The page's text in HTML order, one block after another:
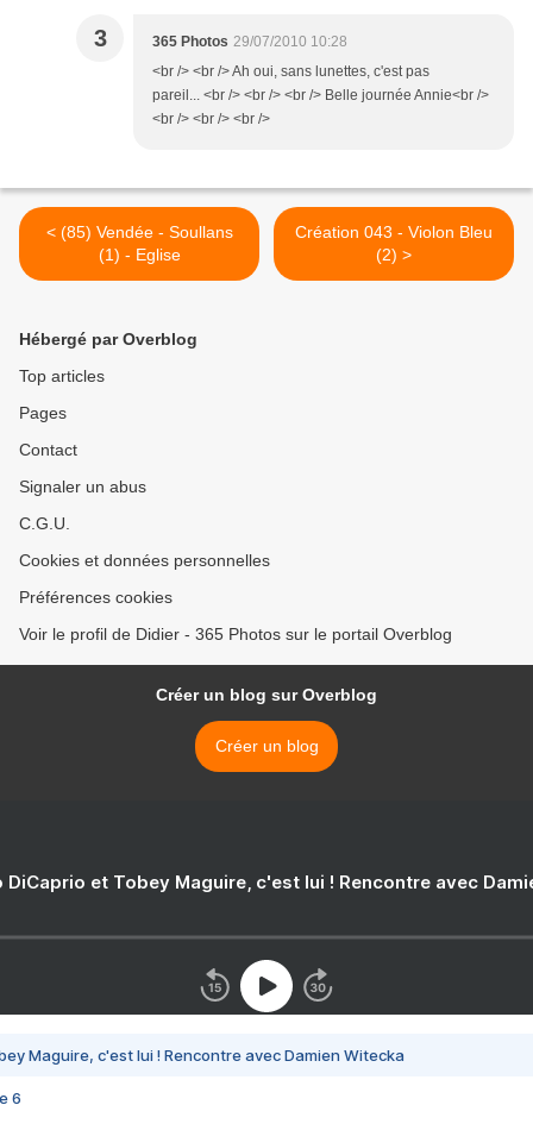
3 365 Photos 29/07/2010 10:28
<br /> <br /> Ah oui, sans lunettes, c'est pas
pareil... <br /> <br /> <br /> Belle journée Annie<br />
<br /> <br /> <br />
< (85) Vendée - Soullans
(1) - Eglise
Création 043 - Violon Bleu
(2) >
Hébergé par Overblog
Top articles
Pages
Contact
Signaler un abus
C.G.U.
Cookies et données personnelles
Préférences cookies
Voir le profil de Didier - 365 Photos sur le portail Overblog
Créer un blog sur Overblog
Créer un blog
DiCaprio et Tobey Maguire, c'est lui ! Rencontre avec
Maguire, c'est lui ! Rencontre avec Damien Witecka
6